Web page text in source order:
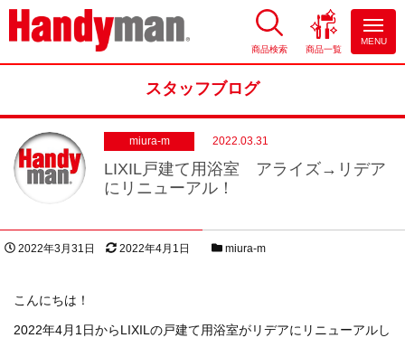
お風呂やキッチンのリフォーム
商品検索 商品一覧
MENU
スタッフブログ
miura-m 2022.03.31
LIXIL戸建て用浴室 アライズ→リデア
にリニューアル！
投稿日
2022年3月31日 更新日
2022年4月1日
スタッフブログカテゴリー
miura-m
こんにちは！
2022年4月1日からLIXILの戸建て用浴室がリデアにリニューアルし